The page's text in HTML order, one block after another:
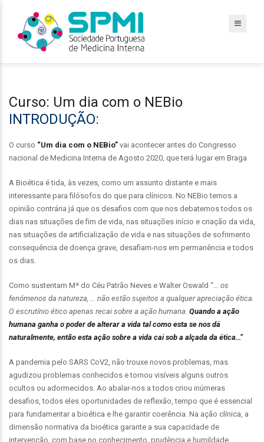
Curso: Um dia com o NEBio
INTRODUÇÃO:
O curso “Um dia com o NEBio” vai acontecer antes do Congresso
nacional de Medicina Interna de Agosto 2020, que terá lugar em Braga
A Bioética é tida, às vezes, como um assunto distante e mais
interessante para filósofos do que para clínicos. No NEBio temos a
opinião contrária já que os desafios com que nos debatemos todos os
dias nas situações de fim de vida, nas situações início e criação da vida,
nas situações de artificialização de vida e nas situações de sofrimento
consequência de doença grave, desafiam-nos em permanência e todos
os dias.
Como sustentam Mª do Céu Patrão Neves e Walter Oswald “… os
fenómenos da natureza, … não estão sujeitos a qualquer apreciação ética.
O escrutínio ético apenas recai sobre a ação humana. Quando a ação
humana ganha o poder de alterar a vida tal como esta se nos dá
naturalmente, então esta ação sobre a vida cai sob a alçada da ética…”
A pandemia pelo SARS CoV2, não trouxe novos problemas, mas
agudizou problemas conhecidos e tornou visíveis alguns outros
ocultos ou adormecidos. Ao abalar-nos a todos criou inúmeras
desafios, todos eles oportunidades de reflexão, tempo que é essencial
para fundamentar a bioética e lhe garantir coerência. Na ação clínica, a
dimensão normativa da bioética garante a sua capacidade de
intervenção, com base no conhecimento, prudência e humildade